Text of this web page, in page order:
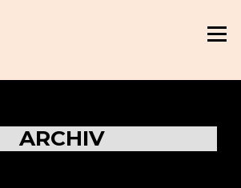
Menü
ARCHIV